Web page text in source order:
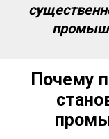
Почему